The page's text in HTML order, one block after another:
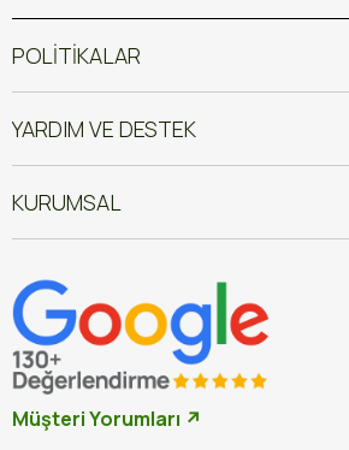
POLİTİKALAR
YARDIM VE DESTEK
KURUMSAL
Müşteri Yorumları ↗